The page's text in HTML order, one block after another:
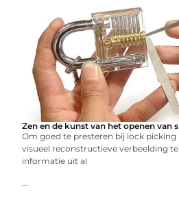
Zen en de kunst van het openen van
Om goed te presteren bij lock
​​visueel reconstructieve verbeelding
informatie uit al
...